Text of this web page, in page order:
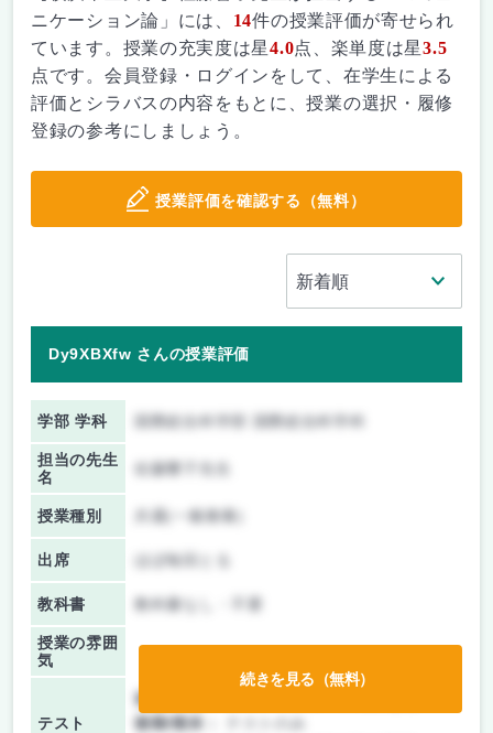
ニケーション論」には、 14件の授業評価が寄せられ
ています。授業の充実度は星4.0点、楽単度は星3.5
点です。会員登録・ログインをして、在学生による
評価とシラバスの内容をもとに、授業の選択・履修
登録の参考にしましょう。
授業評価を確認する（無料）
Dy9XBXfw さんの授業評価
学部 学科 国際総合科学部 国際総合科学科
担当の先生
名
佐藤響子先生
授業種別 共通(一般教養)
出席 ほぼ毎回とる
教科書 教科書なし・不要
授業の雰囲
気
テスト
前期/中間：
後期/期末：
続きを見る（無料）